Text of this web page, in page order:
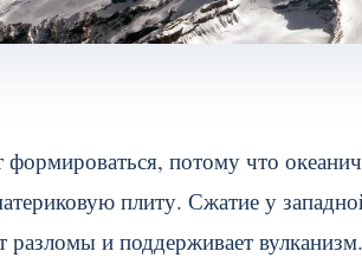
потому что
плиту. Сжатие у
разломы и поддерживает